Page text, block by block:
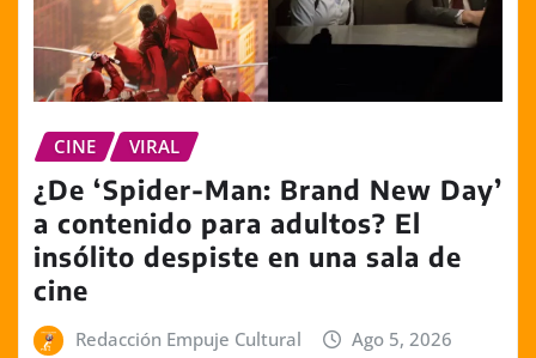
CINE VIRAL
¿De ‘Spider-Man: Brand New Day’
a contenido para adultos? El
insólito despiste en una sala de
cine
Redacción Empuje Cultural Ago 5, 2026